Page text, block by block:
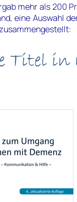
mehr als 200
eine Auswahl